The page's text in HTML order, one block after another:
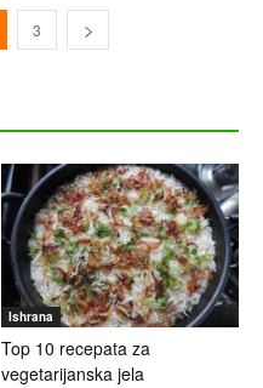
3
Ishrana
Top 10 recepata za
vegetarijanska jela